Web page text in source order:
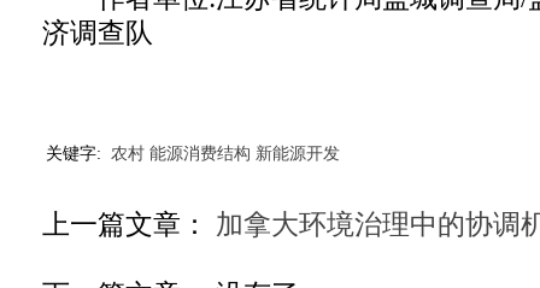
济调查队
关键字: 农村 能源消费结构 新能源开发
上一篇文章： 加拿大环境治理中的协调